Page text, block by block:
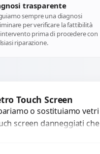
trasparente
sempre una diagnosi
per verificare la fattibilità
prima di procedere con
riparazione.
Touch Screen
o sostituiamo vetri
screen danneggiati che